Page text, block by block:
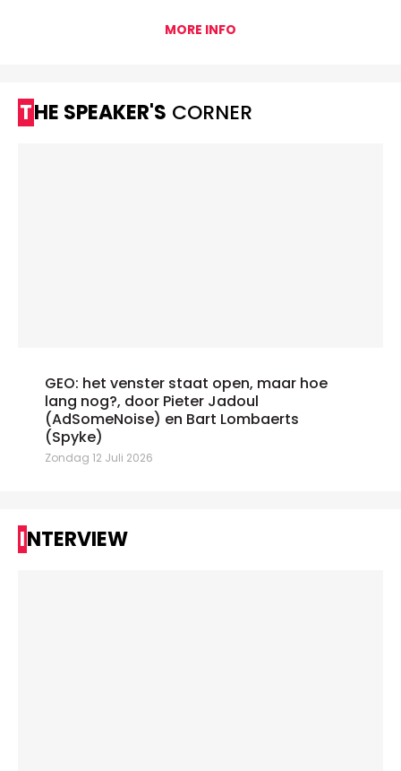
MORE INFO
THE SPEAKER'S CORNER
GEO: het venster staat open, maar hoe
lang nog?, door Pieter Jadoul
(AdSomeNoise) en Bart Lombaerts
(Spyke)
Zondag 12 Juli 2026
INTERVIEW